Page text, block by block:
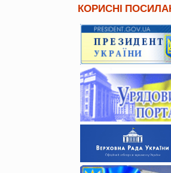
КОРИСНІ